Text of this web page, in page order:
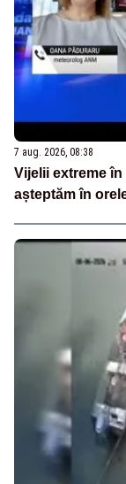
7 aug. 2026, 08:38
Vijelii extreme
așteptăm în